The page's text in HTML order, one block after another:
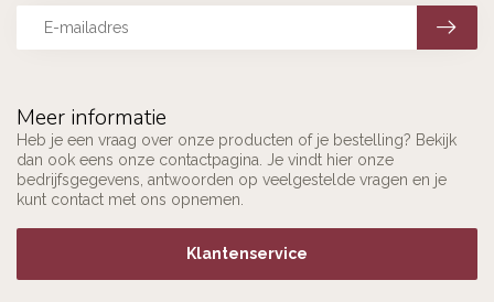
Meer informatie
Heb je een vraag over onze producten of je bestelling? Bekijk
dan ook eens onze contactpagina. Je vindt hier onze
bedrijfsgegevens, antwoorden op veelgestelde vragen en je
kunt contact met ons opnemen.
Klantenservice